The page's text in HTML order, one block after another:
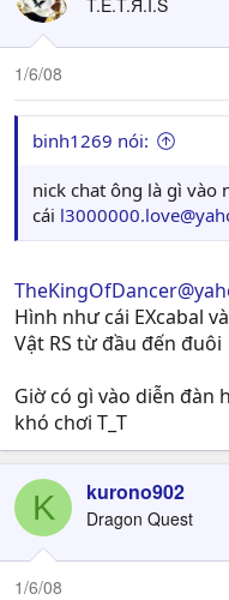
T.E.T.Я.I.S
1/6/08
binh1269 nói:
nick chat ông là gì vào
cái
Hình như cái EXcabal
Vật RS từ đầu đến đuôi
Giờ có gì vào diễn đàn
khó chơi T_T
K kurono902
Dragon Quest
1/6/08